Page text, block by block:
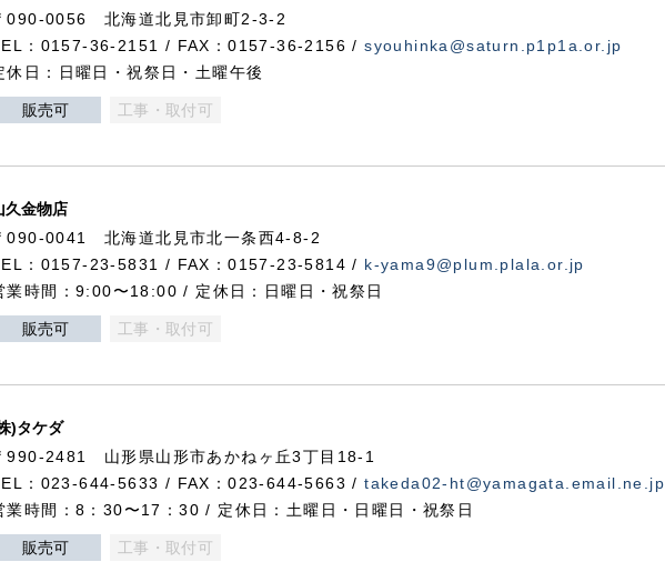
090-0056 北海道北見市卸町2-3-2
：0157-36-2151 / FAX：0157-36-2156 /syouhinka@saturn.p1p1a.or.jp
休日：日曜日・祝祭日・土曜午後
販売可 工事・取付可
久金物店
090-0041 北海道北見市北一条西4-8-2
：0157-23-5831 / FAX：0157-23-5814 / k-yama9@plum.plala.or.jp
業時間：9:00〜18:00 / 定休日：日曜日・祝祭日
販売可 工事・取付可
)タケダ
990-2481 山形県山形市あかねヶ丘3丁目18-1
：023-644-5633 / FAX：023-644-5663 /takeda02-ht@yamagata.email.ne.jp
業時間：8：30〜17：30 / 定休日：土曜日・日曜日・祝祭日
販売可 工事・取付可